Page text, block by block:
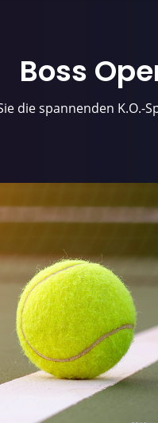
Boss
die spannenden K.O.-